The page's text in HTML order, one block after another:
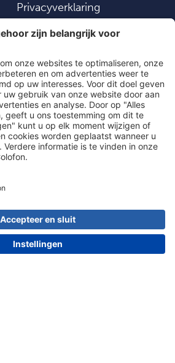
Privacyverklaring
Instellingen
voorwaarden
01 41